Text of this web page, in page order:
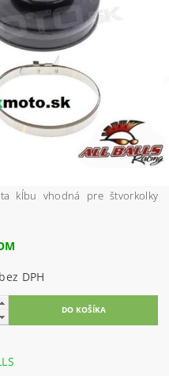
kĺbu vhodná pre štvorkolky
€12,50 bez DPH